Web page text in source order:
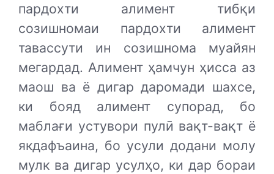
пардохти алимент тибқи
созишномаи пардохти алимент
тавассути ин созишнома муайян
мегардад. Алимент ҳамчун ҳисса аз
маош ва ё дигар даромади шахсе,
ки бояд алимент супорад, бо
маблағи устувори пулӣ вақт-вақт ё
якдафъаина, бо усули додани молу
мулк ва дигар усулҳо, ки дар бораи